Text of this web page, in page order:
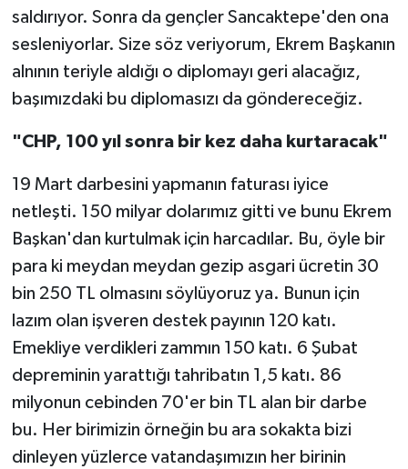
saldırıyor. Sonra da gençler Sancaktepe'den ona
sesleniyorlar. Size söz veriyorum, Ekrem Başkanın
alnının teriyle aldığı o diplomayı geri alacağız,
başımızdaki bu diplomasızı da göndereceğiz.
"CHP, 100 yıl sonra bir kez daha kurtaracak"
19 Mart darbesini yapmanın faturası iyice
netleşti. 150 milyar dolarımız gitti ve bunu Ekrem
Başkan'dan kurtulmak için harcadılar. Bu, öyle bir
para ki meydan meydan gezip asgari ücretin 30
bin 250 TL olmasını söylüyoruz ya. Bunun için
lazım olan işveren destek payının 120 katı.
Emekliye verdikleri zammın 150 katı. 6 Şubat
depreminin yarattığı tahribatın 1,5 katı. 86
milyonun cebinden 70'er bin TL alan bir darbe
bu. Her birimizin örneğin bu ara sokakta bizi
dinleyen yüzlerce vatandaşımızın her birinin